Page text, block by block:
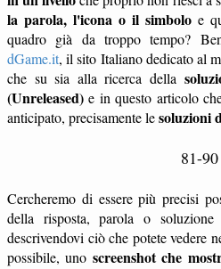
la parola, l'icona o il simbolo e
quadro già da troppo tempo?
dGame.it, il sito Italiano dedicato al
che su sia alla ricerca della
(Unreleased) e in questo articolo
anticipato, precisamente lesoluzioni
81-90
Cercheremo di essere più precisi
della risposta, parola o
descrivendovi ciò che potete vedere
possibile, uno screenshot che